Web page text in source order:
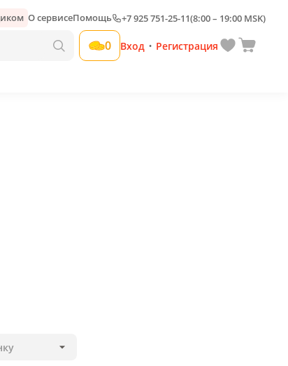
О сервисеПомощь +7 925 751-25-11(8:00 – 19:00 MSK)
0 Вход • Регистрация
Добавить свою наценку